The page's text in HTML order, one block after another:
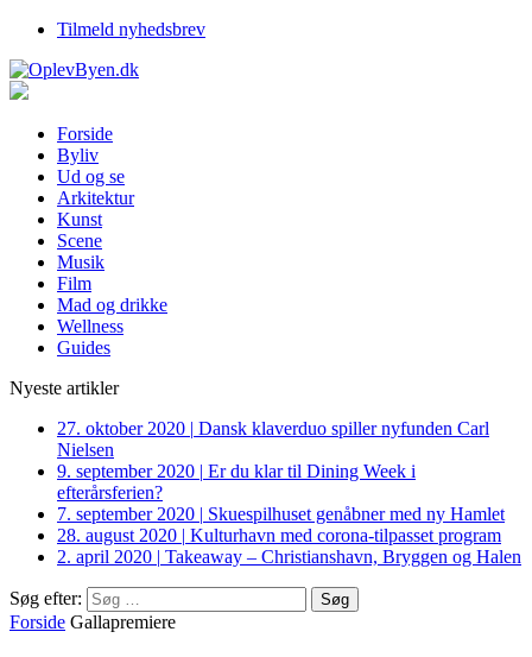
Tilmeld nyhedsbrev
Forside
Byliv
Ud og se
Arkitektur
Kunst
Scene
Musik
Film
Mad og drikke
Wellness
Guides
Nyeste artikler
27. oktober 2020 | Dansk klaverduo spiller nyfunden Carl
Nielsen
9. september 2020 | Er du klar til Dining Week i
efterårsferien?
7. september 2020 | Skuespilhuset genåbner med ny Hamlet
28. august 2020 | Kulturhavn med corona-tilpasset program
2. april 2020 | Takeaway – Christianshavn, Bryggen og Halen
Søg efter:
Forside Gallapremiere